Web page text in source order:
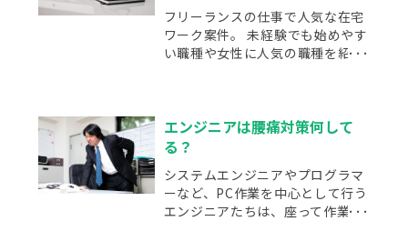
フリーランスの仕事で人気な在宅
ワーク案件。 未経験でも始めやす
い職種や女性に人気の職種を紹介
エンジニアは腰痛対策何して
る？
システムエンジニアやプログラマ
ーなど、PC作業を中心として行う
エンジニアたちは、座って作業す